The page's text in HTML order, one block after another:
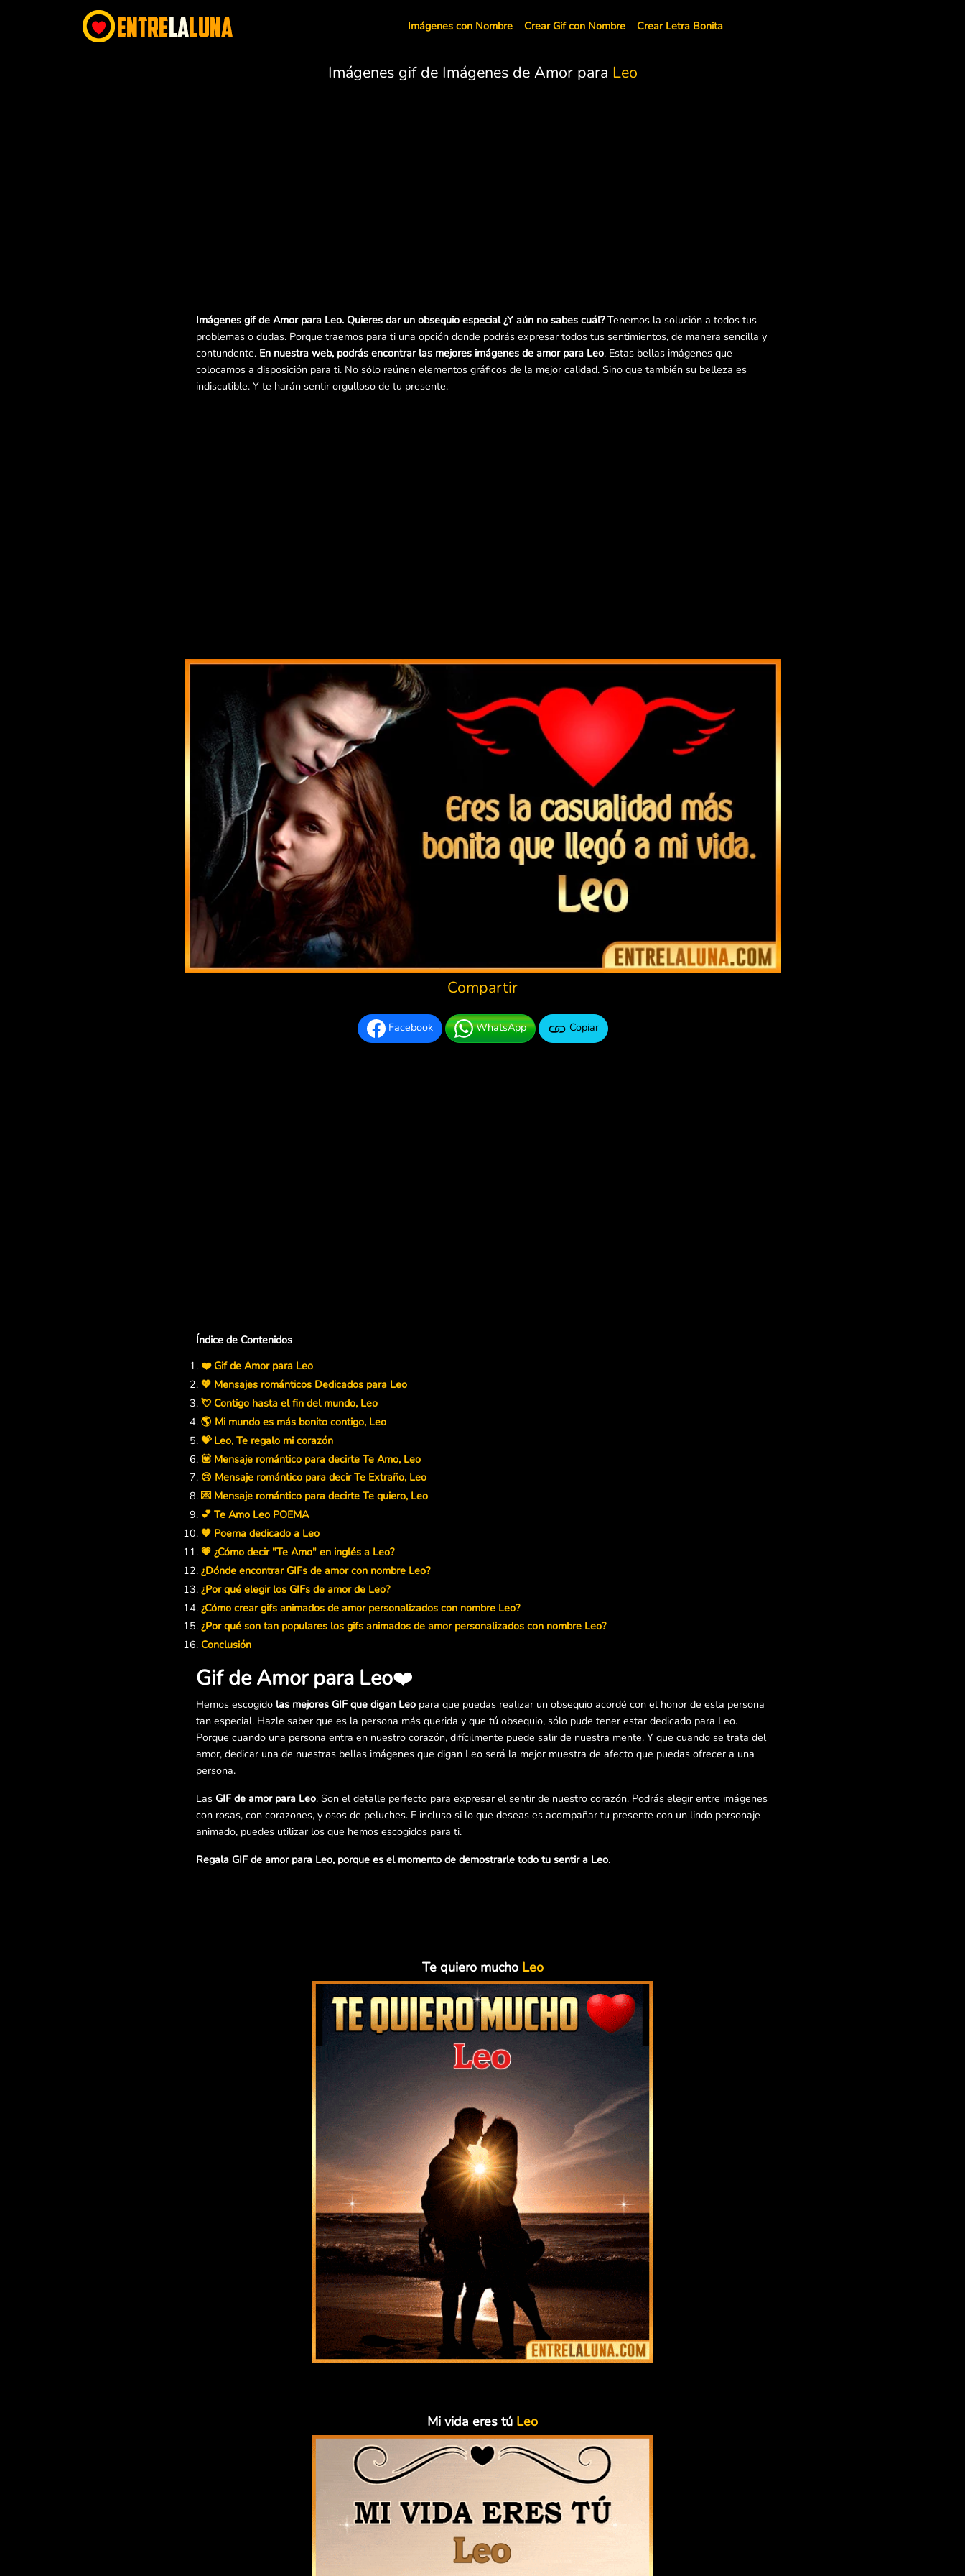
Imágenes con Nombre Crear Gif con Nombre Crear Letra Bonita
Imágenes gif de Imágenes de Amor para Leo
Imágenes gif de Amor para Leo. Quieres dar un obsequio especial ¿Y aún no sabes cuál?Tenemos la solución a todos tus
problemas o dudas. Porque traemos para ti una opción donde podrás expresar todos tus sentimientos, de manera sencilla y
contundente. En nuestra web, podrás encontrar las mejores imágenes de amor para Leo. Estas bellas imágenes que
colocamos a disposición para ti. No sólo reúnen elementos gráficos de la mejor calidad. Sino que también su belleza es
indiscutible. Y te harán sentir orgulloso de tu presente.
Compartir
Facebook WhatsApp Copiar
Índice de Contenidos
❤️ Gif de Amor para Leo
💖 Mensajes románticos Dedicados para Leo
💘 Contigo hasta el fin del mundo, Leo
🌎 Mi mundo es más bonito contigo, Leo
💝 Leo, Te regalo mi corazón
💟 Mensaje romántico para decirte Te Amo, Leo
😢 Mensaje romántico para decir Te Extraño, Leo
💌 Mensaje romántico para decirte Te quiero, Leo
💕 Te Amo Leo POEMA
🧡 Poema dedicado a Leo
💗 ¿Cómo decir "Te Amo" en inglés a Leo?
¿Dónde encontrar GIFs de amor con nombre Leo?
¿Por qué elegir los GIFs de amor de Leo?
¿Cómo crear gifs animados de amor personalizados con nombre Leo?
¿Por qué son tan populares los gifs animados de amor personalizados con nombre Leo?
Conclusión
Gif de Amor para Leo❤️
Hemos escogido las mejores GIF que digan Leopara que puedas realizar un obsequio acordé con el honor de esta persona
tan especial. Hazle saber que es la persona más querida y que tú obsequio, sólo pude tener estar dedicado para Leo.
Porque cuando una persona entra en nuestro corazón, difícilmente puede salir de nuestra mente. Y que cuando se trata del
amor, dedicar una de nuestras bellas imágenes que digan Leo será la mejor muestra de afecto que puedas ofrecer a una
persona.
Las GIF de amor para Leo. Son el detalle perfecto para expresar el sentir de nuestro corazón. Podrás elegir entre imágenes
con rosas, con corazones, y osos de peluches. E incluso si lo que deseas es acompañar tu presente con un lindo personaje
animado, puedes utilizar los que hemos escogidos para ti.
Regala GIF de amor para Leo, porque es el momento de demostrarle todo tu sentir a Leo.
Te quiero mucho Leo
Mi vida eres tú Leo